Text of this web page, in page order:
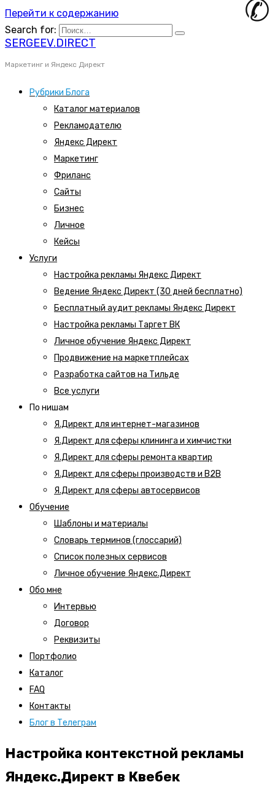
Перейти к содержанию
Search for:
SERGEEV.DIRECT
Маркетинг и Яндекс Директ
Рубрики Блога
Каталог материалов
Рекламодателю
Яндекс Директ
Маркетинг
Фриланс
Сайты
Бизнес
Личное
Кейсы
Услуги
Настройка рекламы Яндекс Директ
Ведение Яндекс Директ (30 дней бесплатно)
Бесплатный аудит рекламы Яндекс Директ
Настройка рекламы Таргет ВК
Личное обучение Яндекс Директ
Продвижение на маркетплейсах
Разработка сайтов на Тильде
Все услуги
По нишам
Я.Директ для интернет-магазинов
Я.Директ для сферы клининга и химчистки
Я.Директ для сферы ремонта квартир
Я.Директ для сферы производств и B2B
Я.Директ для сферы автосервисов
Обучение
Шаблоны и материалы
Словарь терминов (глоссарий)
Список полезных сервисов
Личное обучение Яндекс.Директ
Обо мне
Интервью
Договор
Реквизиты
Портфолио
Каталог
FAQ
Контакты
Блог в Телеграм
Настройка контекстной рекламы
Яндекс.Директ в Квебек